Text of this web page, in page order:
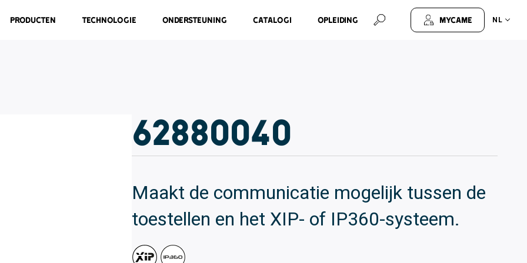
Producten Technologie Ondersteuning Catalogi Opleiding MyCAME NL
62880040
Maakt de communicatie mogelijk tussen de
toestellen en het XIP- of IP360-systeem.